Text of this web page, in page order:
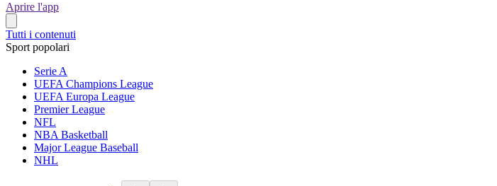
Aprire l'app
Tutti i contenuti
Sport popolari
Serie A
UEFA Champions League
UEFA Europa League
Premier League
NFL
NBA Basketball
Major League Baseball
NHL